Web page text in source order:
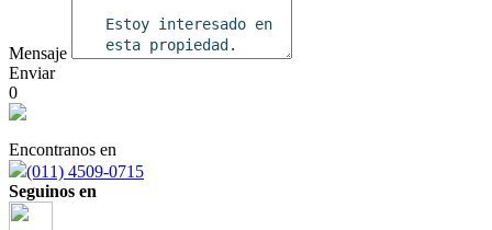
Mensaje
Enviar
0
Encontranos en
(011) 4509-0715
Seguinos en